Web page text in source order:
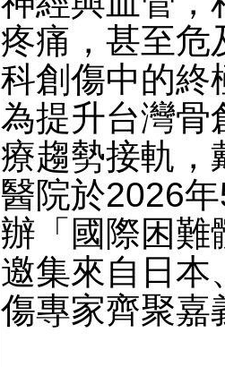
疼痛，甚至危
科創傷中的終
為提升台灣骨
療趨勢接軌，
醫院於2026
辦「國際困難
邀集來自日本
傷專家齊聚嘉